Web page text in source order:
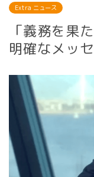
Extra ニュース
「義務を果
明確なメッ